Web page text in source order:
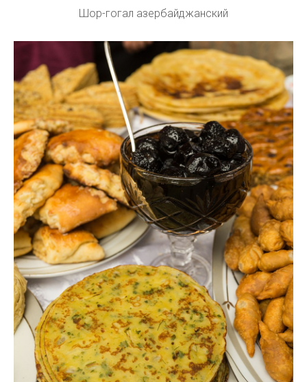
Шор-гогал азербайджанский